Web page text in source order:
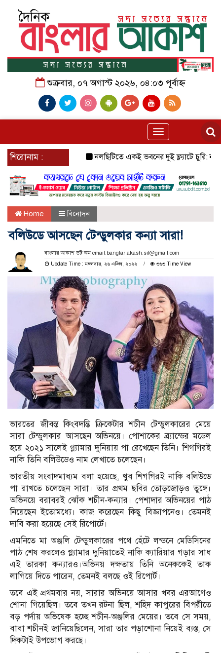
শুক্রবার, ০৭ অগাস্ট ২০২৬, ০৪:০৩ পূর্বাহ্ন
Toggle
navigation
শিরোনাম : নলছিটিতে একই ভবনের দুই ফ্ল্যাটে চুরি: নগদ
Home বিনোদন
বলিউডে আসছেন টেন্ডুলকার কন্যা সারা!
বাংলার আকাশ ডট কম email:banglar.akash.sif@gmail.com
Update Time : মঙ্গলবার, ২৬ এপ্রিল, ২০২২
৩৬৩ Time View
ভারতের জীবন্ত কিংবদন্তি ক্রিকেটার শচীন টেন্ডুলকারের মেয়ে
সারা টেন্ডুলকার আসছেন অভিনয়ে। পোশাকের ব্র্যান্ডের মডেল
হয়ে ২০২১ সালেই গ্ল্যামার দুনিয়ায় পা রেখেছেন তিনি। শিগগিরই
নাকি তিনি বলিউডেও নাম লেখাতে চলেছেন।
ভারতীয় সংবাদমাধ্যম বলা হয়েছে, খুব শিগগিরই নাকি বলিউডে
পা রাখতে চলেছেন সারা। তার প্রথম ছবির তোড়জোড়ও তুঙ্গে।
অভিনয়ে বরাবরই ঝোঁক শচীন-কন্যার। পেশাদার অভিনয়ের পাঠ
নিয়েছেন ইতোমধ্যে। কাজ করেছেন কিছু বিজ্ঞাপনেও। তেমনই
দাবি করা হয়েছে সেই রিপোর্টে।
এমনিতে মা অঞ্জলি টেন্ডুলকারের পথে হেঁটে লন্ডনে মেডিসিনের
পাঠ শেষ করলেও গ্ল্যামার দুনিয়াতেই নাকি ক্যারিয়ার গড়ার সাধ
এই তারকা কন্যারও।অভিনয় দক্ষতায় তিনি অনেককেই তাক
লাগিয়ে দিতে পারেন, তেমনই বলছে ওই রিপোর্ট।
তবে এই প্রথমবার নয়, সারার অভিনয়ে আসার খবর এরআগেও
শোনা গিয়েছিল। তবে তখন রটনা ছিল, শহিদ কাপুরের বিপরীতে
বড় পর্দায় অভিষেক হচ্ছে শচীন-অঞ্জলির মেয়ের। তবে সে সময়,
বাবা শচীনই জানিয়েছিলেন, সারা তার পড়াশোনা নিয়েই ব্যস্ত, সে
দিকটাই উপভোগ করছে।